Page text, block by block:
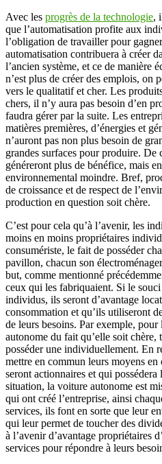
Avec les progrès de la technologie,
que l’automatisation profite aux
l’obligation de travailler pour
automatisation contribuera à créer
l’ancien système, et ce de manière
n’est plus de créer des emplois, on
vers le qualitatif et cher. Les
chers, il n’y aura pas besoin d’en
faudra gérer par la suite. Les
matières premières, d’énergies et
n’auront pas non plus besoin de
grandes surfaces pour produire. De
généreront plus de bénéfice, mais
environnemental moindre. Bref,
de croissance et de respect de
production en question soit chère.
C’est pour cela qu’à l’avenir, les
moins en moins propriétaires
consumériste, le fait de posséder
pavillon, chacun son
but, comme mentionné
ceux qui les fabriquaient. Si le
individus, ils seront d’avantage
consommation et qu’ils utiliseront
de leurs besoins. Par exemple,
autonome du fait qu’elle soit chère,
posséder une individuellement. En
mettre en commun leurs moyens
seront actionnaires et qui
situation, la voiture autonome est
qui ont créé l’entreprise, ainsi
services, ils font en sorte que leur
qui leur permet de toucher des
à l’avenir d’avantage propriétaires
services pour répondre à leurs